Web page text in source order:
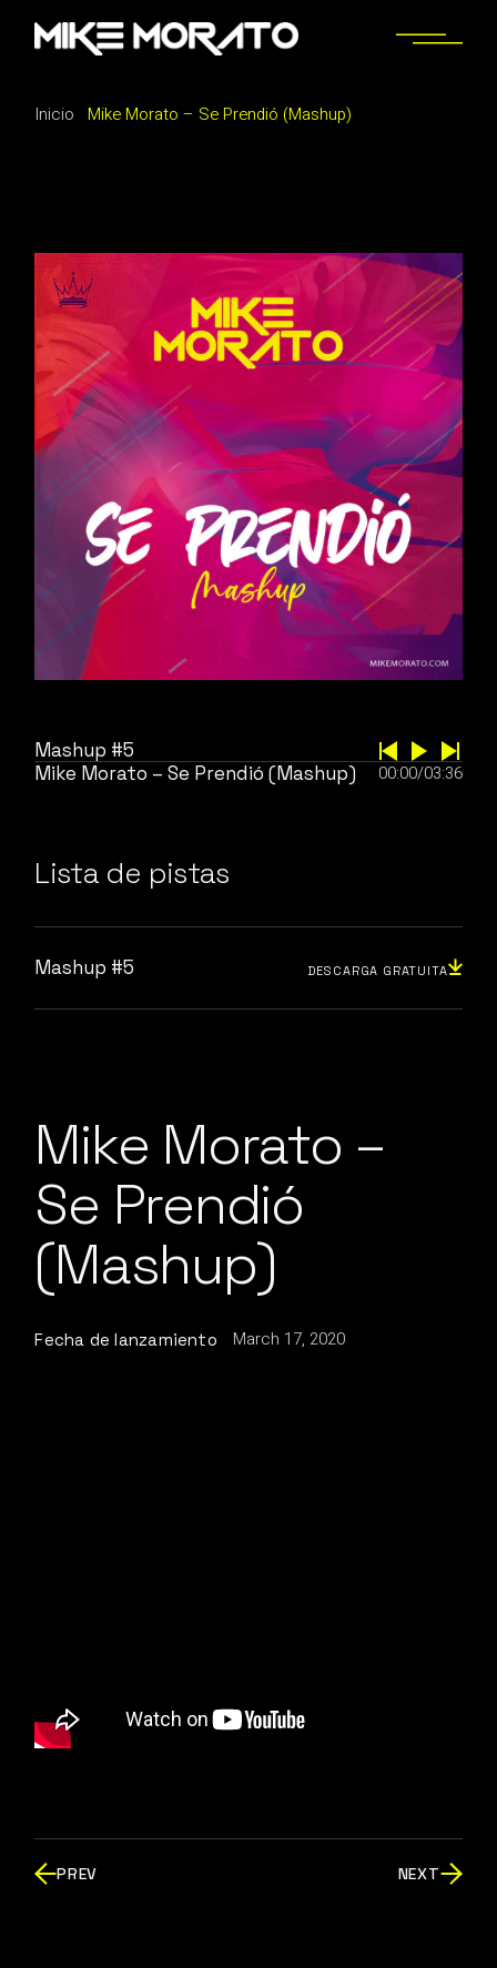
contenido
Inicio Mike Morato – Se Prendió (Mashup)
Mashup #5
Mike Morato – Se Prendió (Mashup)
00:00/03:36
Lista de pistas
Mashup #5 DESCARGA GRATUITA
Mike Morato –
Se Prendió
(Mashup)
Fecha de lanzamiento March 17, 2020
PREV NEXT